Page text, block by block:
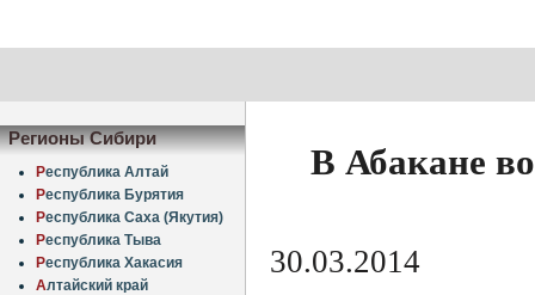
Регионы Сибири
Республика Алтай
Республика Бурятия
Республика Саха (Якутия)
Республика Тыва
Республика Хакасия
Алтайский край
В Абакане
30.03.2014